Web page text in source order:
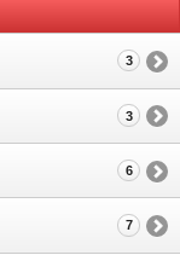
3
3
6
7